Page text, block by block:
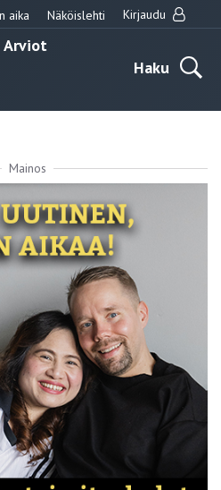
aika Näköislehti Kirjaudu
Arviot
Haku
Mainos